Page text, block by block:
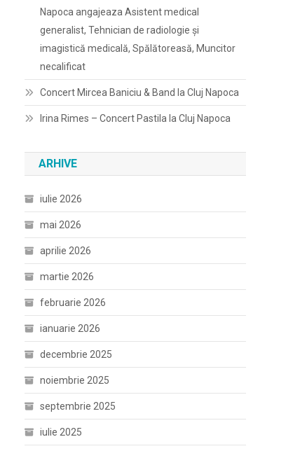
Napoca angajeaza Asistent medical
generalist, Tehnician de radiologie și
imagistică medicală, Spălătoreasă, Muncitor
necalificat
Concert Mircea Baniciu & Band la Cluj Napoca
Irina Rimes – Concert Pastila la Cluj Napoca
ARHIVE
iulie 2026
mai 2026
aprilie 2026
martie 2026
februarie 2026
ianuarie 2026
decembrie 2025
noiembrie 2025
septembrie 2025
iulie 2025